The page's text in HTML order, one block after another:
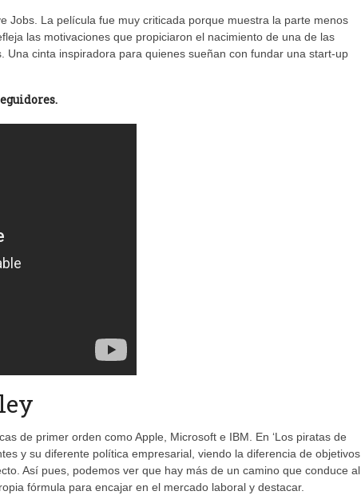
Jobs. La película fue muy criticada porque muestra la parte menos
las motivaciones que propiciaron el nacimiento de una de las
cinta inspiradora para quienes sueñan con fundar una start-up
de primer orden como Apple, Microsoft e IBM. En ‘Los piratas de
y su diferente política empresarial, viendo la diferencia de objetivos
Así pues, podemos ver que hay más de un camino que conduce al
fórmula para encajar en el mercado laboral y destacar.